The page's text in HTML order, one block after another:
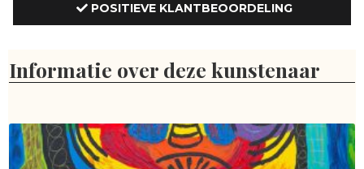
POSITIEVE KLANTBEOORDELING
Informatie over deze kunstenaar